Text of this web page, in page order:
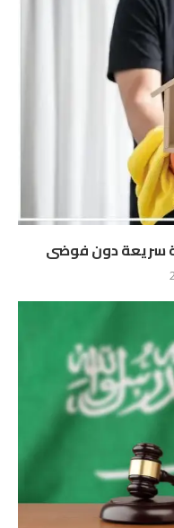
سريعة دون فوضى